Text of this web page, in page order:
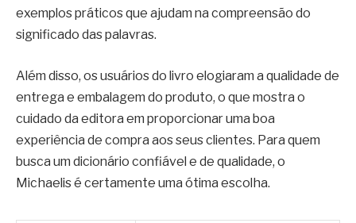
exemplos práticos que ajudam na compreensão do
significado das palavras.
Além disso, os usuários do livro elogiaram a qualidade de
entrega e embalagem do produto, o que mostra o
cuidado da editora em proporcionar uma boa
experiência de compra aos seus clientes. Para quem
busca um dicionário confiável e de qualidade, o
Michaelis é certamente uma ótima escolha.